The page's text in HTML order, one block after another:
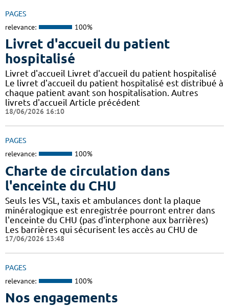
PAGES
relevance: 100%
Livret d'accueil du patient
hospitalisé
Livret d'accueil Livret d'accueil du patient hospitalisé
Le livret d'accueil du patient hospitalisé est distribué à
chaque patient avant son hospitalisation. Autres
livrets d'accueil Article précédent
18/06/2026 16:10
PAGES
relevance: 100%
Charte de circulation dans
l'enceinte du CHU
Seuls les VSL, taxis et ambulances dont la plaque
minéralogique est enregistrée pourront entrer dans
l'enceinte du CHU (pas d'interphone aux barrières)
Les barrières qui sécurisent les accès au CHU de
17/06/2026 13:48
PAGES
relevance: 100%
Nos engagements